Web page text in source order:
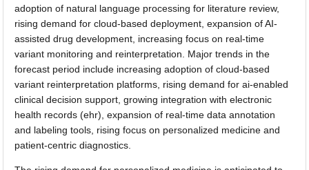
adoption of natural language processing for literature review,
rising demand for cloud-based deployment, expansion of AI-
assisted drug development, increasing focus on real-time
variant monitoring and reinterpretation. Major trends in the
forecast period include increasing adoption of cloud-based
variant reinterpretation platforms, rising demand for ai-enabled
clinical decision support, growing integration with electronic
health records (ehr), expansion of real-time data annotation
and labeling tools, rising focus on personalized medicine and
patient-centric diagnostics.